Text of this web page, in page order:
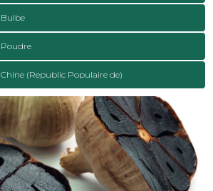
Bulbe
Poudre
Chine (Republic Populaire de)